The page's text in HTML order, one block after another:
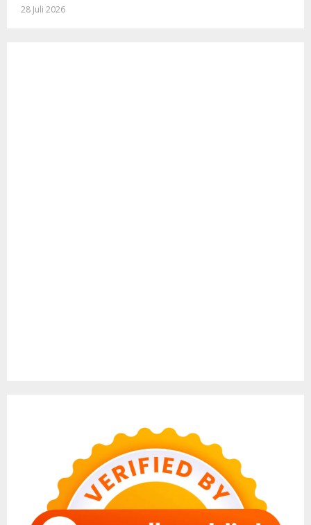
28 Juli 2026